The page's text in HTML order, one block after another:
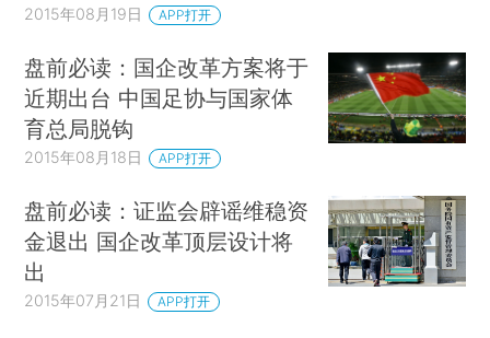
2015年08月19日 APP打开
盘前必读：国企改革方案将于
近期出台 中国足协与国家体
育总局脱钩
2015年08月18日 APP打开
盘前必读：证监会辟谣维稳资
金退出 国企改革顶层设计将
出
2015年07月21日 APP打开